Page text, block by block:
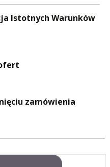
Istotnych Warunków
zamówienia